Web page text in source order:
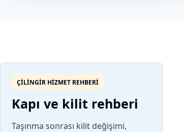
ÇILINGIR HIZMET REHBERI
Kapı ve kilit rehberi
Taşınma sonrası kilit değişimi,